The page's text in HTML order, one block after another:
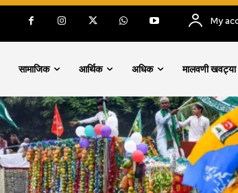
My
सामाजिक आर्थिक अधिक मालवणी खवट्या